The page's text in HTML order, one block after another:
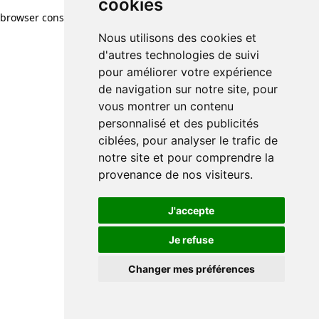
cookies
Nous utilisons des cookies et
d'autres technologies de suivi
pour améliorer votre expérience
de navigation sur notre site, pour
vous montrer un contenu
personnalisé et des publicités
ciblées, pour analyser le trafic de
notre site et pour comprendre la
provenance de nos visiteurs.
J'accepte
Je refuse
Changer mes préférences
browser console for more information)